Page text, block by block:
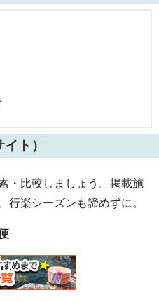
ト）
・比較しましょう。掲載施
行楽シーズンも諦めずに。